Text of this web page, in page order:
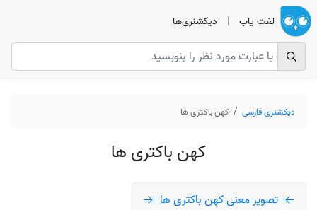
لغت یاب | دیکشنری‌ها
دیکشنری فارسی کهن باکتری ها
کهن باکتری ها
تصویر معنی کهن باکتری ها